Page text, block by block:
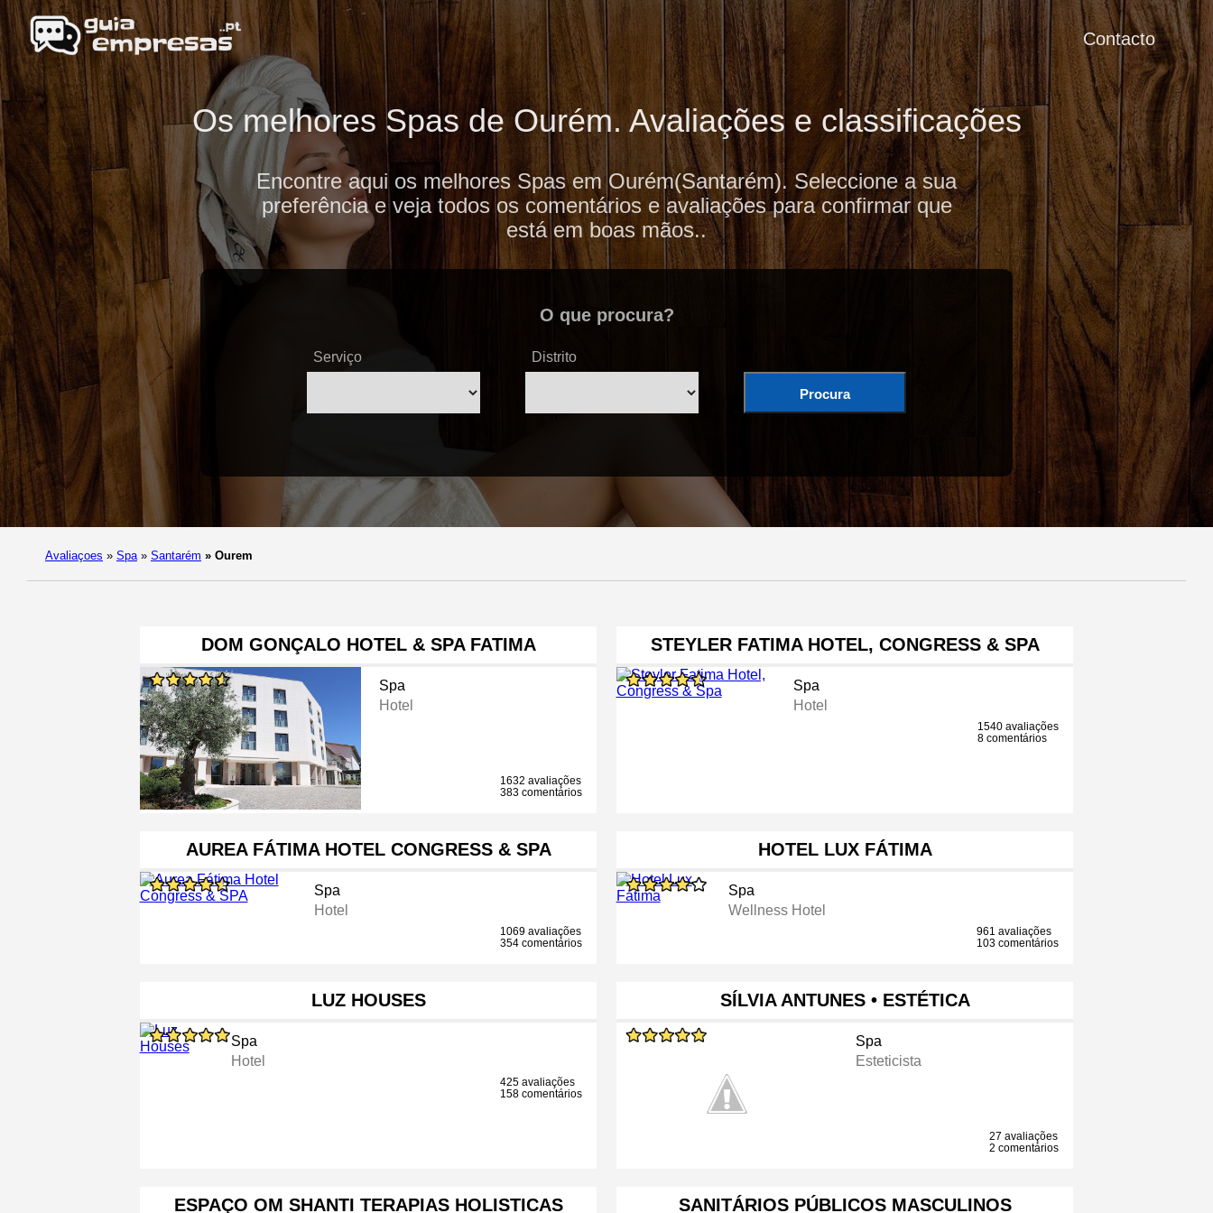
Contacto
Os melhores Spas de Ourém. Avaliações e classificações
Encontre aqui os melhores Spas em Ourém(Santarém). Seleccione a sua
preferência e veja todos os comentários e avaliações para confirmar que
está em boas mãos..
O que procura?
Serviço Distrito
Procura
Avaliaçoes » Spa » Santarém » Ourem
DOM GONÇALO HOTEL & SPA FATIMA
Spa
Hotel
1632 avaliações
383 comentários
STEYLER FATIMA HOTEL, CONGRESS & SPA
Spa
Hotel
1540 avaliações
8 comentários
AUREA FÁTIMA HOTEL CONGRESS & SPA
Spa
Hotel
1069 avaliações
354 comentários
HOTEL LUX FÁTIMA
Spa
Wellness Hotel
961 avaliações
103 comentários
LUZ HOUSES
Spa
Hotel
425 avaliações
158 comentários
SÍLVIA ANTUNES • ESTÉTICA
Spa
Esteticista
27 avaliações
2 comentários
ESPAÇO OM SHANTI TERAPIAS HOLISTICAS SANITÁRIOS PÚBLICOS MASCULINOS